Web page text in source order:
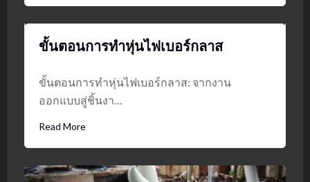
ขั้นตอนการทำหุ่นไฟเบอร์กลาส
ขั้นตอนการทำหุ่นไฟเบอร์กลาส: จากงาน
ออกแบบสู่ชิ้นงา…
Read More